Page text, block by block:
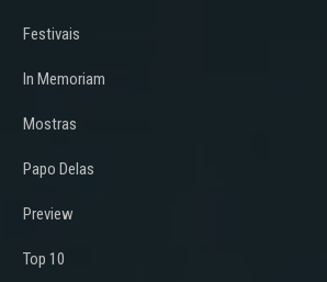
Festivais
In Memoriam
Mostras
Papo Delas
Preview
Top 10